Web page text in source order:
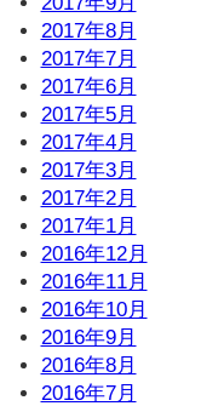
2017年8月
2017年7月
2017年6月
2017年5月
2017年4月
2017年3月
2017年2月
2017年1月
2016年12月
2016年11月
2016年10月
2016年9月
2016年8月
2016年7月